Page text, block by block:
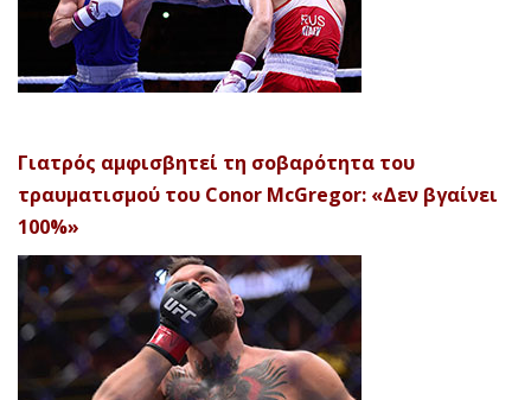
Γιατρός αμφισβητεί τη σοβαρότητα του
τραυματισμού του Conor McGregor: «Δεν βγαίνει
100%»